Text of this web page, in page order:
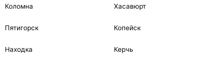
Коломна Хасавюрт
Пятигорск Копейск
Находка Керчь